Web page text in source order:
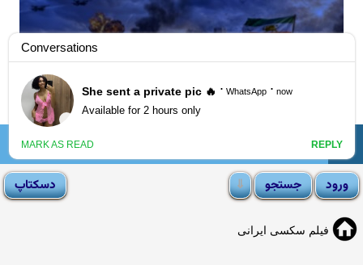
انجمن لوتی ☰
فیلم سکسی ایرانی